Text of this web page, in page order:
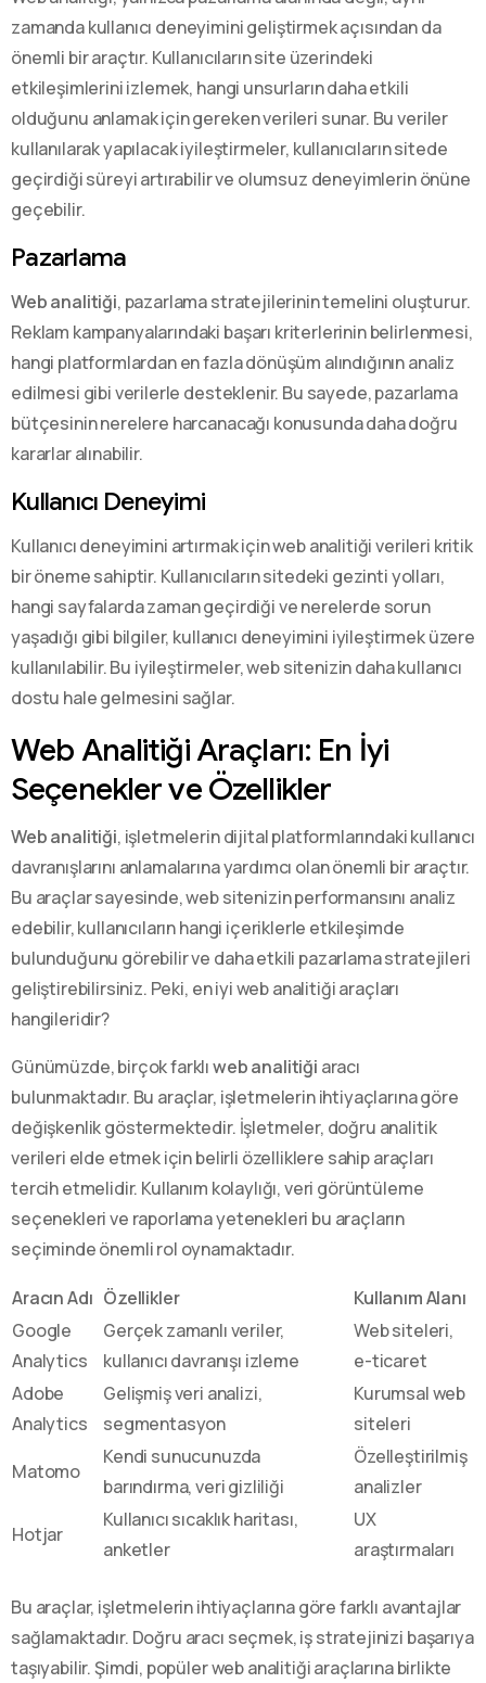
zamanda kullanıcı deneyimini geliştirmek açısından da
önemli bir araçtır. Kullanıcıların site üzerindeki
etkileşimlerini izlemek, hangi unsurların daha etkili
olduğunu anlamak için gereken verileri sunar. Bu veriler
kullanılarak yapılacak iyileştirmeler, kullanıcıların sitede
geçirdiği süreyi artırabilir ve olumsuz deneyimlerin önüne
geçebilir.
Pazarlama
Web analitiği, pazarlama stratejilerinin temelini oluşturur.
Reklam kampanyalarındaki başarı kriterlerinin belirlenmesi,
hangi platformlardan en fazla dönüşüm alındığının analiz
edilmesi gibi verilerle desteklenir. Bu sayede, pazarlama
bütçesinin nerelere harcanacağı konusunda daha doğru
kararlar alınabilir.
Kullanıcı Deneyimi
Kullanıcı deneyimini artırmak için web analitiği verileri kritik
bir öneme sahiptir. Kullanıcıların sitedeki gezinti yolları,
hangi sayfalarda zaman geçirdiği ve nerelerde sorun
yaşadığı gibi bilgiler, kullanıcı deneyimini iyileştirmek üzere
kullanılabilir. Bu iyileştirmeler, web sitenizin daha kullanıcı
dostu hale gelmesini sağlar.
Web Analitiği Araçları: En İyi
Seçenekler ve Özellikler
Web analitiği, işletmelerin dijital platformlarındaki kullanıcı
davranışlarını anlamalarına yardımcı olan önemli bir araçtır.
Bu araçlar sayesinde, web sitenizin performansını analiz
edebilir, kullanıcıların hangi içeriklerle etkileşimde
bulunduğunu görebilir ve daha etkili pazarlama stratejileri
geliştirebilirsiniz. Peki, en iyi web analitiği araçları
hangileridir?
Günümüzde, birçok farklıweb analitiği aracı
bulunmaktadır. Bu araçlar, işletmelerin ihtiyaçlarına göre
değişkenlik göstermektedir. İşletmeler, doğru analitik
verileri elde etmek için belirli özelliklere sahip araçları
tercih etmelidir. Kullanım kolaylığı, veri görüntüleme
seçenekleri ve raporlama yetenekleri bu araçların
seçiminde önemli rol oynamaktadır.
Aracın Adı Özellikler
Kullanım Alanı
Google
Analytics
Gerçek zamanlı veriler,
kullanıcı davranışı izleme
Web siteleri,
e-ticaret
Adobe
Analytics
Gelişmiş veri analizi,
segmentasyon
Kurumsal web
siteleri
Matomo
Kendi sunucunuzda
barındırma, veri gizliliği
Özelleştirilmiş
analizler
Hotjar
Kullanıcı sıcaklık haritası,
anketler
UX
araştırmaları
Bu araçlar, işletmelerin ihtiyaçlarına göre farklı avantajlar
sağlamaktadır. Doğru aracı seçmek, iş stratejinizi başarıya
taşıyabilir. Şimdi, popüler web analitiği araçlarına birlikte